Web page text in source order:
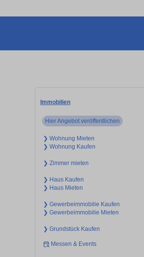
Immobilien
Hier Angebot veröffentlichen
❯ Wohnung Mieten
❯ Wohnung Kaufen
❯ Zimmer mieten
❯ Haus Kaufen
❯ Haus Mieten
❯ Gewerbeimmobilie Kaufen
❯ Gewerbeimmobilie Mieten
❯ Grundstück Kaufen
Messen & Events